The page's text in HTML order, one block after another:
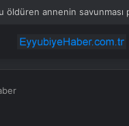
öldüren annenin savunması